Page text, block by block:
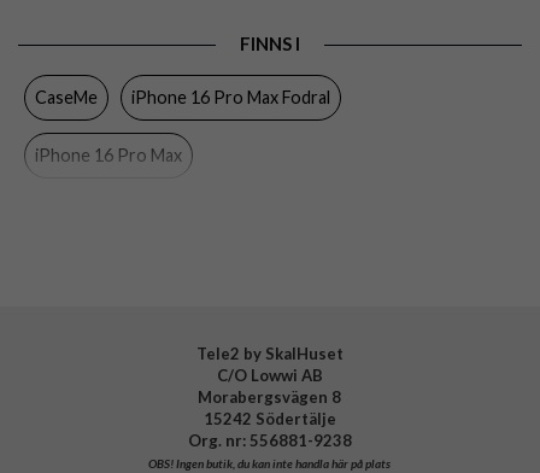
Kortfack, RFID-skydd, Stativfunktion
Färg
FINNS I
CaseMe iPhone 16 Pro Max Fodral
iPhone 16 Pro Max
Tele2 by SkalHuset
C/O Lowwi AB
Morabergsvägen 8
15242 Södertälje
Org. nr: 556881-9238
OBS!Ingen butik, du kan inte handla här på plats